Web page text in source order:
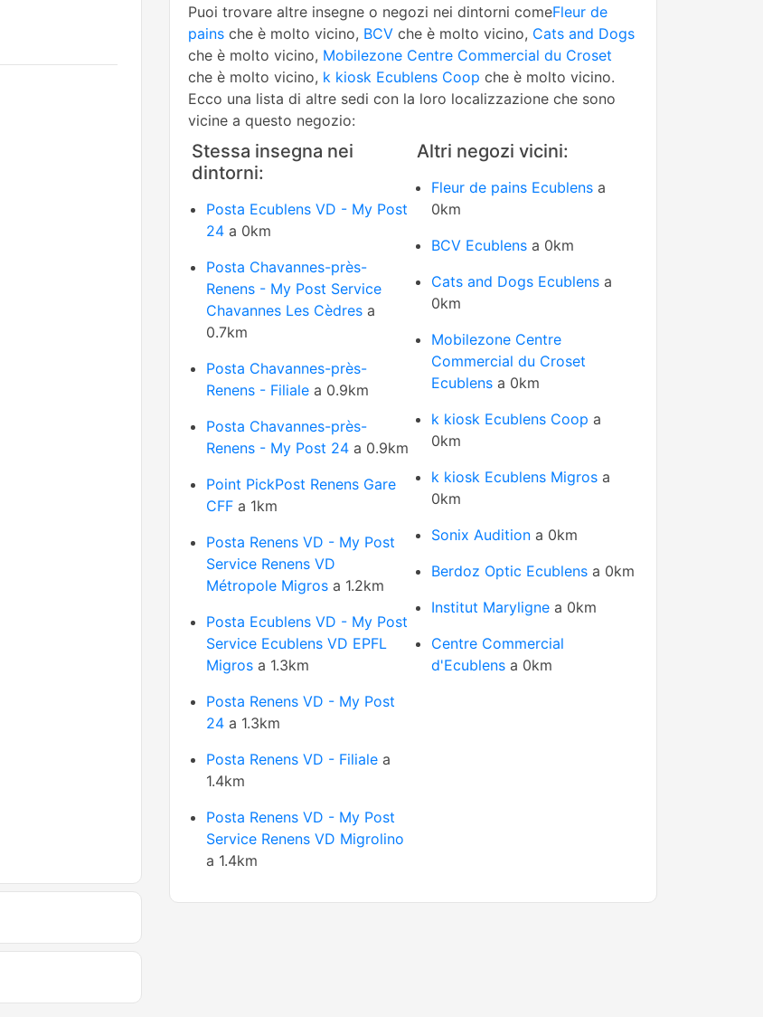
Puoi trovare altre insegne o negozi nei dintorni comeFleur de
pains che è molto vicino, BCV che è molto vicino, Cats and Dogs
che è molto vicino, Mobilezone Centre Commercial du Croset
che è molto vicino, k kiosk Ecublens Coop che è molto vicino.
Ecco una lista di altre sedi con la loro localizzazione che sono
vicine a questo negozio:
Stessa insegna nei
dintorni:
Posta Ecublens VD - My Post
24 a 0km
Posta Chavannes-près-
Renens - My Post Service
Chavannes Les Cèdres a
0.7km
Posta Chavannes-près-
Renens - Filiale a 0.9km
Posta Chavannes-près-
Renens - My Post 24 a 0.9km
Point PickPost Renens Gare
CFF a 1km
Posta Renens VD - My Post
Service Renens VD
Métropole Migros a 1.2km
Posta Ecublens VD - My Post
Service Ecublens VD EPFL
Migros a 1.3km
Posta Renens VD - My Post
24 a 1.3km
Posta Renens VD - Filiale a
1.4km
Posta Renens VD - My Post
Service Renens VD Migrolino
a 1.4km
Altri negozi vicini:
Fleur de pains Ecublens a
0km
BCV Ecublens a 0km
Cats and Dogs Ecublens a
0km
Mobilezone Centre
Commercial du Croset
Ecublens a 0km
k kiosk Ecublens Coop a
0km
k kiosk Ecublens Migros a
0km
Sonix Audition a 0km
Berdoz Optic Ecublens a 0km
Institut Maryligne a 0km
Centre Commercial
d'Ecublens a 0km